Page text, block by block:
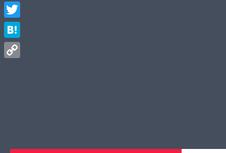
Facebook
Twitter
Hatena